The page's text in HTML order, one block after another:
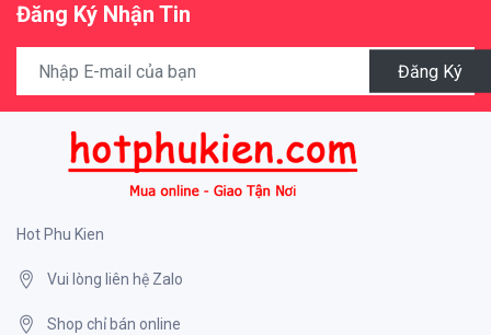
Đăng Ký Nhận Tin
Đăng Ký
Hot Phu Kien
Vui lòng liên hệ Zalo
Shop chỉ bán online